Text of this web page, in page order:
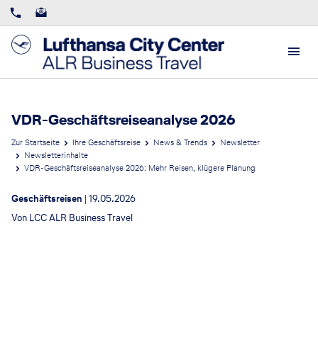
VDR-Geschäftsreiseanalyse 2026
Zur Startseite Ihre Geschäftsreise News & Trends
Newsletter
Newsletterinhalte
VDR-Geschäftsreiseanalyse 2026: Mehr Reisen, klügere Planung
Geschäftsreisen | 19.05.2026
Von LCC ALR Business Travel